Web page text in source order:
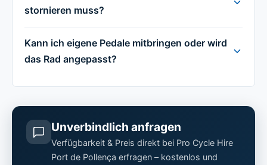
stornieren muss?
Kann ich eigene Pedale mitbringen oder wird
das Rad angepasst?
Unverbindlich anfragen
Verfügbarkeit & Preis direkt bei Pro Cycle Hire
Port de Pollença erfragen – kostenlos und